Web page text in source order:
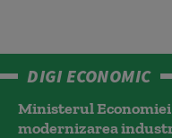
DIGI ECONOMIC
Ministerul
modernizarea